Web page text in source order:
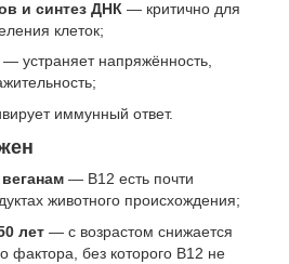
и синтез ДНК — критично для
клеток;
— устраняет напряжённость,
иммунный ответ.
— B12 есть почти
животного происхождения;
лет — с возрастом снижается
фактора, без которого B12 не